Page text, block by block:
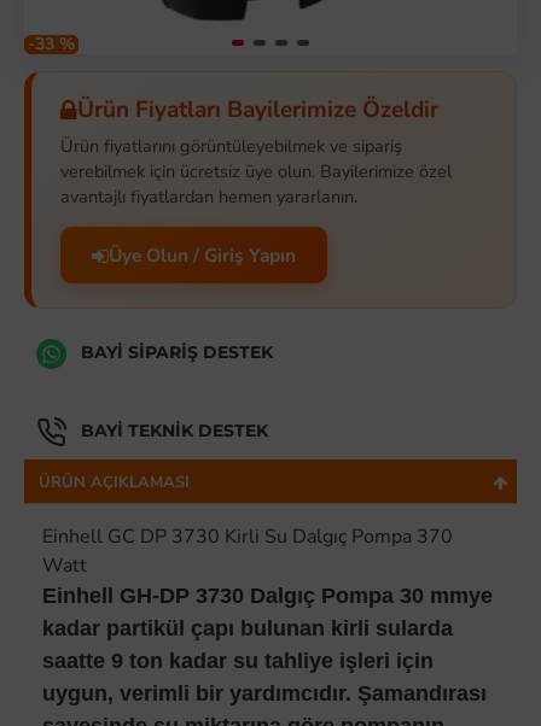
-33 %
Ürün Fiyatları Bayilerimize Özeldir
Ürün fiyatlarını görüntüleyebilmek ve sipariş
verebilmek için ücretsiz üye olun. Bayilerimize özel
avantajlı fiyatlardan hemen yararlanın.
Üye Olun / Giriş Yapın
BAYI SIPARIŞ DESTEK
BAYI TEKNIK DESTEK
ÜRÜN AÇIKLAMASI
Einhell GC DP 3730 Kirli Su Dalgıç Pompa 370
Watt
Einhell GH-DP 3730 Dalgıç Pompa 30 mmye
kadar partikül çapı bulunan kirli sularda
saatte 9 ton kadar su tahliye işleri için
uygun, verimli bir yardımcıdır. Şamandırası